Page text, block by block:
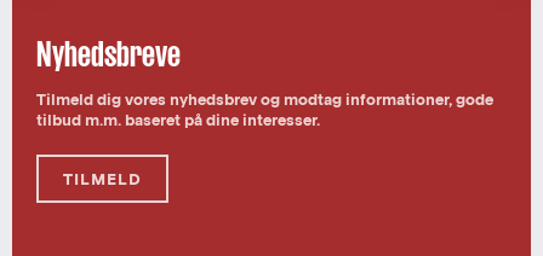
Nyhedsbreve
Tilmeld dig vores nyhedsbrev og modtag informationer, gode
tilbud m.m. baseret på dine interesser.
TILMELD